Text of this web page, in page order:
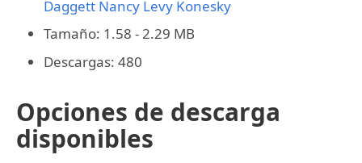
Daggett Nancy Levy Konesky
Tamaño: 1.58 - 2.29 MB
Descargas: 480
Opciones de descarga
disponibles